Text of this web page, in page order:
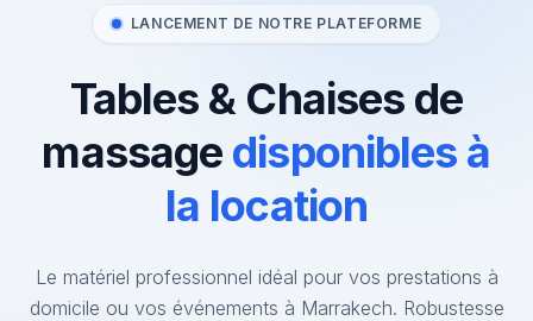
LANCEMENT DE NOTRE PLATEFORME
Tables & Chaises de
massage disponibles à
la location
Le matériel professionnel idéal pour vos prestations à
domicile ou vos événements à Marrakech. Robustesse